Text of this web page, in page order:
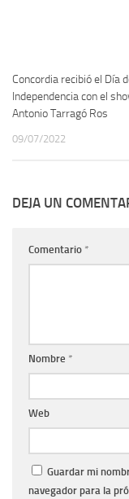
Concordia recibió el Día
Independencia con el
Antonio Tarragó Ros
09/07/2022
DEJA UN
Comentario *
Nombre *
Web
Guardar mi
navegador para la